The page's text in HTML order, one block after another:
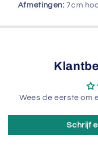
Afmetingen:7cm
Wees de eerste om
Schrijf